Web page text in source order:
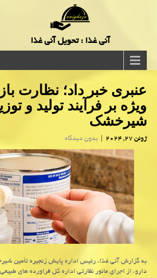
آنی غذا : تحویل آنی غذا
عنبری خبر داد؛ نظارت
ویژه بر فرآیند تولید و
شیرخشک
ژوئن 27, 2024 | بدون دیدگاه
به گزارش آنی غذا، رئیس اداره پایش زنجیره تأمین
دارو، از اجرای مانور نظارتی اداره کل فراورده های